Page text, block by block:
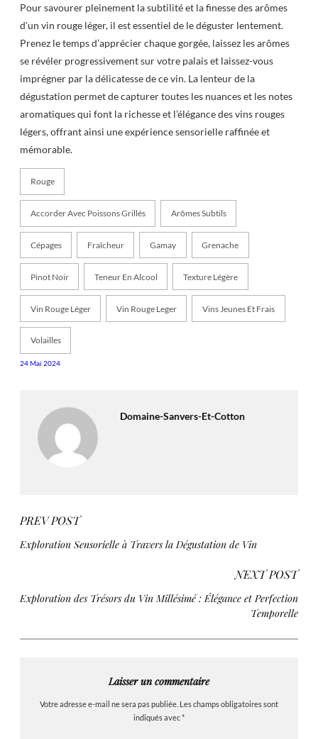
Pour savourer pleinement la subtilité et la finesse des arômes
d’un vin rouge léger, il est essentiel de le déguster lentement.
Prenez le temps d’apprécier chaque gorgée, laissez les arômes
se révéler progressivement sur votre palais et laissez-vous
imprégner par la délicatesse de ce vin. La lenteur de la
dégustation permet de capturer toutes les nuances et les notes
aromatiques qui font la richesse et l’élégance des vins rouges
légers, offrant ainsi une expérience sensorielle raffinée et
mémorable.
Rouge
Accorder Avec Poissons Grillés Arômes Subtils
Cépages Fraîcheur Gamay Grenache
Pinot Noir Teneur En Alcool Texture Légère
Vin Rouge Léger Vin Rouge Leger Vins Jeunes Et Frais
Volailles
24 Mai 2024
Domaine-Sanvers-Et-Cotton
PREV POST
Exploration Sensorielle à Travers la Dégustation de Vin
NEXT POST
Exploration des Trésors du Vin Millésimé : Élégance et Perfection
Temporelle
Laisser un commentaire
Votre adresse e-mail ne sera pas publiée. Les champs obligatoires sont
indiqués avec*